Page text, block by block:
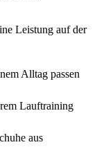
Leistung auf der
Alltag passen
Lauftraining
aus